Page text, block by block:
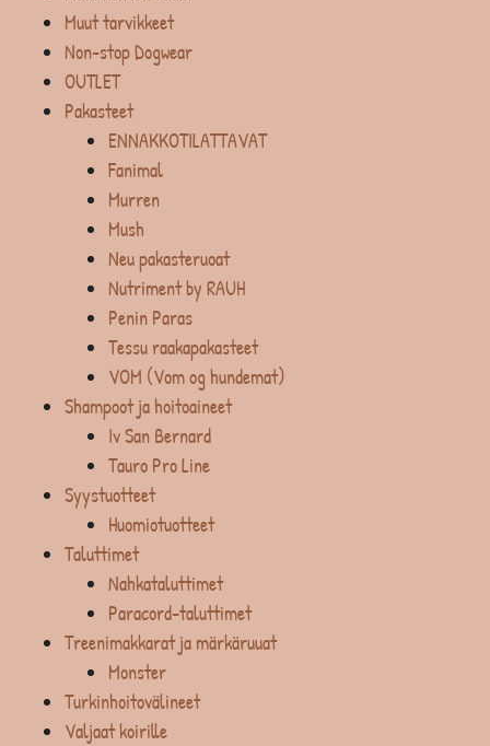
Muut tarvikkeet
Non-stop Dogwear
OUTLET
Pakasteet
ENNAKKOTILATTAVAT
Fanimal
Murren
Mush
Neu pakasteruoat
Nutriment by RAUH
Penin Paras
Tessu raakapakasteet
VOM (Vom og hundemat)
Shampoot ja hoitoaineet
Iv San Bernard
Tauro Pro Line
Syystuotteet
Huomiotuotteet
Taluttimet
Nahkataluttimet
Paracord-taluttimet
Treenimakkarat ja märkäruuat
Monster
Turkinhoitovälineet
Valjaat koirille